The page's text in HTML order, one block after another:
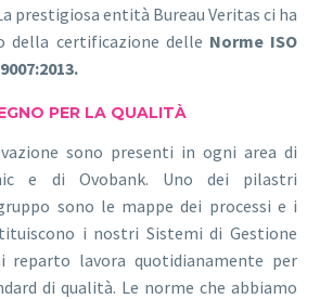
prestigiosa entità Bureau Veritas ci ha
della certificazione delle Norme ISO
PER LA QUALITÀ
sono presenti in ogni area di
e di Ovobank. Uno dei pilastri
sono le mappe dei processi e i
i nostri Sistemi di Gestione
reparto lavora quotidianamente per
di qualità. Le norme che abbiamo